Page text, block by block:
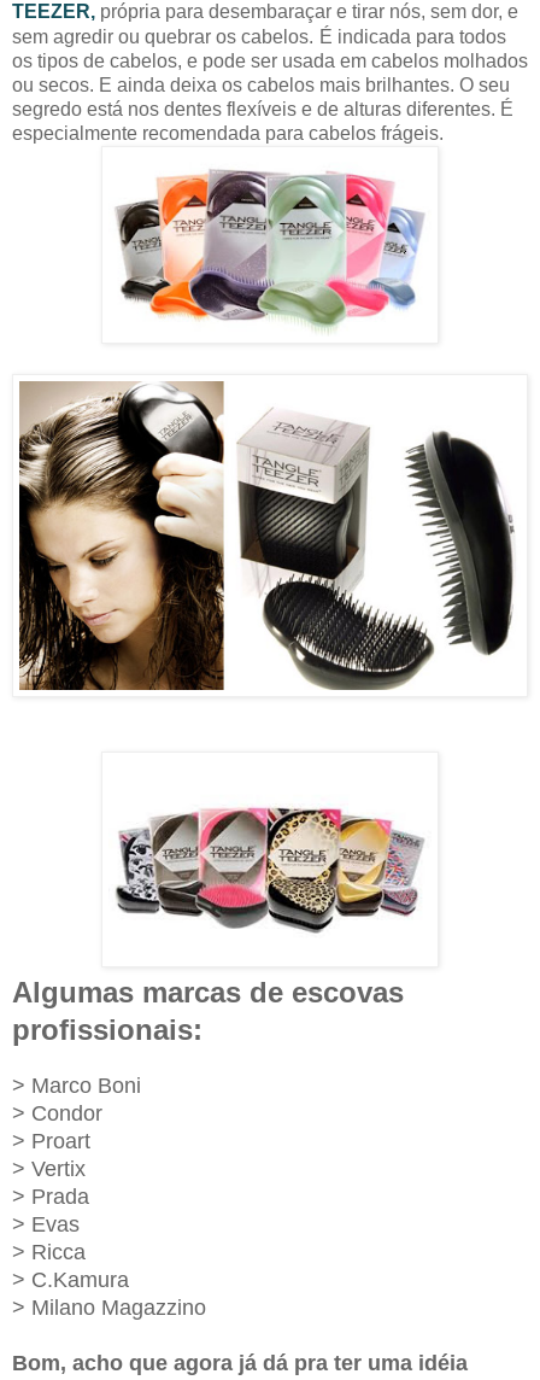
TEEZER, própria para desembaraçar e tirar nós, sem dor, e
sem agredir ou quebrar os cabelos. É indicada para todos
os tipos de cabelos, e pode ser usada em cabelos molhados
ou secos. E ainda deixa os cabelos mais brilhantes. O seu
segredo está nos dentes flexíveis e de alturas diferentes. É
especialmente recomendada para cabelos frágeis.
Algumas marcas de escovas
profissionais:
> Marco Boni
> Condor
> Proart
> Vertix
> Prada
> Evas
> Ricca
> C.Kamura
> Milano Magazzino
Bom, acho que agora já dá pra ter uma idéia